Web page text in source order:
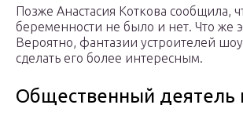
Позже Анастасия Коткова сообщила,
беременности не было и нет. Что же
Вероятно, фантазии устроителей
сделать его более интересным.
Общественный деятель